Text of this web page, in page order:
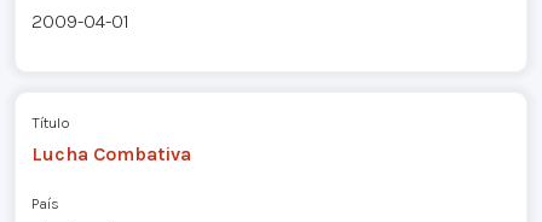
2009-04-01
Título
Lucha Combativa
País